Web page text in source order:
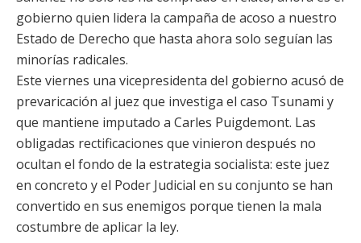
gobierno quien lidera la campaña de acoso a nuestro
Estado de Derecho que hasta ahora solo seguían las
minorías radicales.
Este viernes una vicepresidenta del gobierno acusó de
prevaricación al juez que investiga el caso Tsunami y
que mantiene imputado a Carles Puigdemont. Las
obligadas rectificaciones que vinieron después no
ocultan el fondo de la estrategia socialista: este juez
en concreto y el Poder Judicial en su conjunto se han
convertido en sus enemigos porque tienen la mala
costumbre de aplicar la ley.